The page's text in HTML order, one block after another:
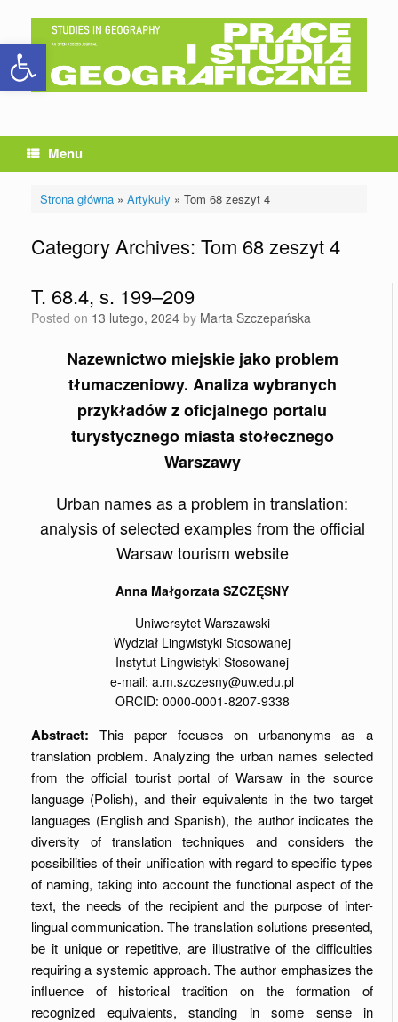
Otwórz pasek narzędzi
content
Menu
Strona główna» Artykuły » Tom 68 zeszyt 4
Category Archives: Tom 68 zeszyt 4
T. 68.4, s. 199–209
Posted on 13 lutego, 2024 by Marta Szczepańska
Nazewnictwo miejskie jako problem
tłumaczeniowy. Analiza wybranych
przykładów z oficjalnego portalu
turystycznego miasta stołecznego
Warszawy
Urban names as a problem in translation:
analysis of selected examples from the official
Warsaw tourism website
Anna Małgorzata SZCZĘSNY
Uniwersytet Warszawski
Wydział Lingwistyki Stosowanej
Instytut Lingwistyki Stosowanej
e-mail: a.m.szczesny@uw.edu.pl
ORCID: 0000-0001-8207-9338
Abstract: This paper focuses on urbanonyms as a
translation problem. Analyzing the urban names selected
from the official tourist portal of Warsaw in the source
language (Polish), and their equivalents in the two target
languages (English and Spanish), the author indicates the
diversity of translation techniques and considers the
possibilities of their unification with regard to specific types
of naming, taking into account the functional aspect of the
text, the needs of the recipient and the purpose of inter-
lingual communication. The translation solutions presented,
be it unique or repetitive, are illustrative of the difficulties
requiring a systemic approach. The author emphasizes the
influence of historical tradition on the formation of
recognized equivalents, standing in some sense in